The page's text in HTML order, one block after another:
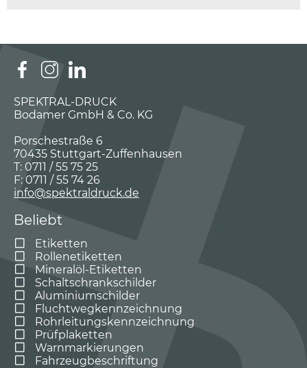
SPEKTRAL-DRUCK
Bodamer GmbH & Co. KG
Porschestraße 6
70435 Stuttgart-Zuffenhausen
T: 0711 / 55 75 25
F: 0711 / 55 74 26
info@spektraldruck.de
Beliebt
Etiketten
Rollenetiketten
Mineralöl-Etiketten
Schaltschrankschilder
Aluminiumschilder
Fluchtwegkennzeichnung
Rohrleitungskennzeichnung
Prüfplaketten
Warnmarkierungen
Fahrzeugbeschriftung